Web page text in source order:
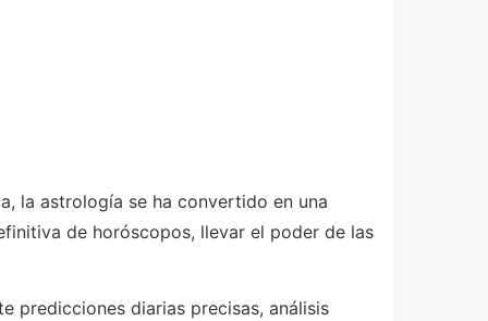
la astrología se ha convertido en una
de horóscopos, llevar el poder de las
predicciones diarias precisas, análisis